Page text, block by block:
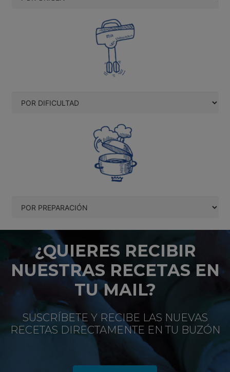
¿QUIERES RECIBIR
NUESTRAS RECETAS EN
TU MAIL?
SUSCRÍBETE Y RECIBE LAS NUEVAS
RECETAS DIRECTAMENTE EN TU BUZÓN